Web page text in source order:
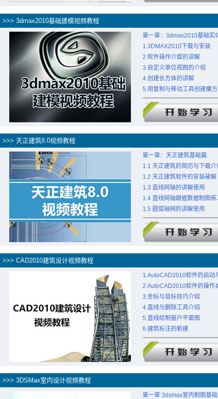
>>> 3dmax2010基础建模视频教程
第一章：3dmax2010基础实
1.3DMAX2010下载与安装
2.软件操作介面的讲解
3.自定义单位视图的介绍
4.创建长方体的讲解
5.用复制与移动工具创建魔
>>> 天正建筑8.0视频教程
第一章：天正建筑基础篇
1.1 天正建筑的简历与下载介
1.2 天正建筑软件的安装破解
1.3 直线网轴的讲解使用
1.4 直线网轴跟据数据制图练
1.5 圆弧轴网的讲解使用
>>> CAD2010建筑设计视频教程
1.AutoCAD2010软件的启动
2.AutoCAD2010软件的操作
3.坐标与鼠标技巧介绍
4.直线与删除工具介绍
5.直线绘制窗户平面图
6.建筑标注的新建
>>> 3DSMax室内设计视频教程
第一章 3dsmax室内制图基